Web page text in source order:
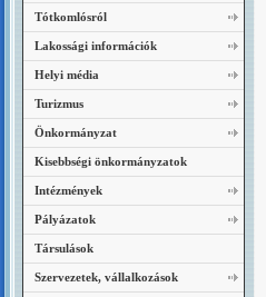
Tótkomlósról
Lakossági információk
Helyi média
Turizmus
Önkormányzat
Kisebbségi önkormányzatok
Intézmények
Pályázatok
Társulások
Szervezetek, vállalkozások